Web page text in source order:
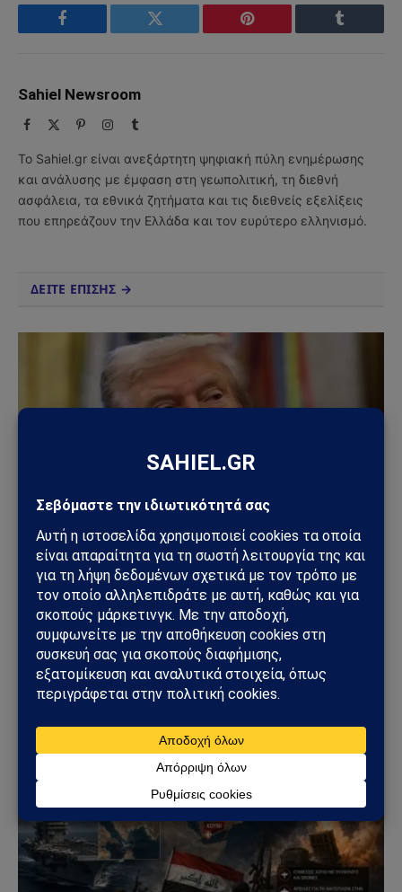
Facebook Twitter Pinterest Tumblr
Sahiel Newsroom
Facebook PinterestInstagram
Tumblr
Το Sahiel.gr είναι ανεξάρτητη ψηφιακή πύλη ενημέρωσης
και ανάλυσης με έμφαση στη γεωπολιτική, τη διεθνή
ασφάλεια, τα εθνικά ζητήματα και τις διεθνείς εξελίξεις
που επηρεάζουν την Ελλάδα και τον ευρύτερο ελληνισμό.
ΔΕΙΤΕ ΕΠΙΣΗΣ →
ΚΌΣΜΟΣ
ΗΠΑ – Ιράν: Νέος γύρος αμερικανικών
βομβαρδισμών μετά την ιρανική πυραυλική
επίθεση – Η Μέση Ανατολή εισέρχεται σε ακόμη
πιο επικίνδυνη φάση
31/07/2026